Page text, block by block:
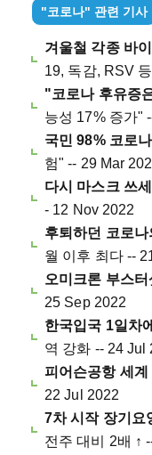
"코로나" 관련 기사
겨울철 각종 바
19, 독감, RSV
"코로나 후유증
능성 17% 증가"
국민 98% 코로
험" -- 29 Mar
다시 마스크 쓰
- 12 Nov 2022
후퇴하던 코로나
월 이후 최다 --
오미크론 부스터
25 Sep 2022
한국입국 1일차
역 강화 -- 24 Jul
피어슨공항 세계
22 Jul 2022
7차 시작 장기요
전주 대비 2배 ↑